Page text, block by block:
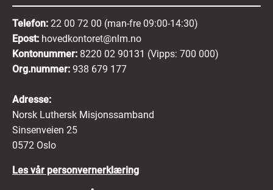
Telefon: 22 00 72 00 (man-fre 09:00-14:30)
Epost: hovedkontoret@nlm.no
Kontonummer: 8220 02 90131 (Vipps: 700 000)
Org.nummer: 938 679 177
Adresse:
Norsk Luthersk Misjonssamband
Sinsenveien 25
0572 Oslo
Les vår personvernerklæring